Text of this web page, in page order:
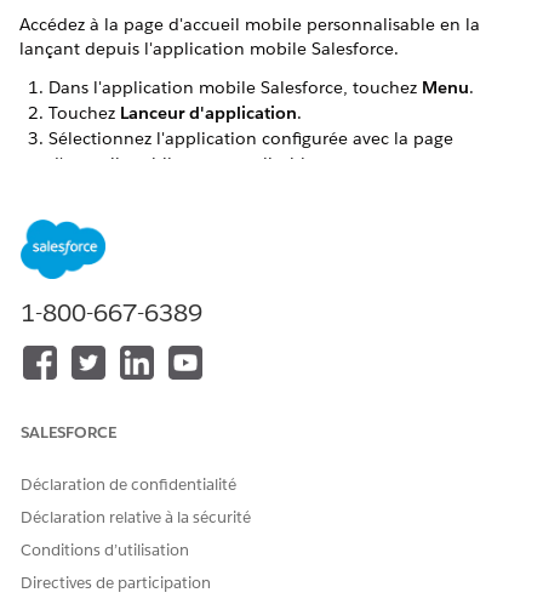
Accédez à la page d'accueil mobile personnalisable en la
lançant depuis l'application mobile Salesforce.
Dans l'application mobile Salesforce, touchez Menu.
Touchez Lanceur d'application.
Sélectionnez l'application configurée avec la page
d'accueil mobile personnalisable.
CET ARTICLE A-T-IL RÉSOLU VOTRE PROBLÈME ?
1-800-667-6389
SALESFORCE
Déclaration de confidentialité
Déclaration relative à la sécurité
Conditions d’utilisation
Directives de participation